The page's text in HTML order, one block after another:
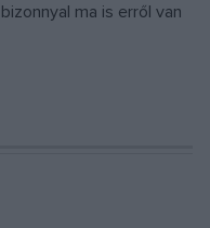
ma is erről van